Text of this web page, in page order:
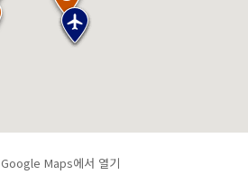
Google Maps에서 열기